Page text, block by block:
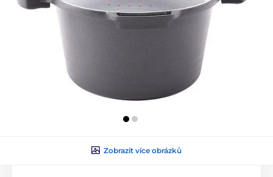
Zobrazit více obrázků